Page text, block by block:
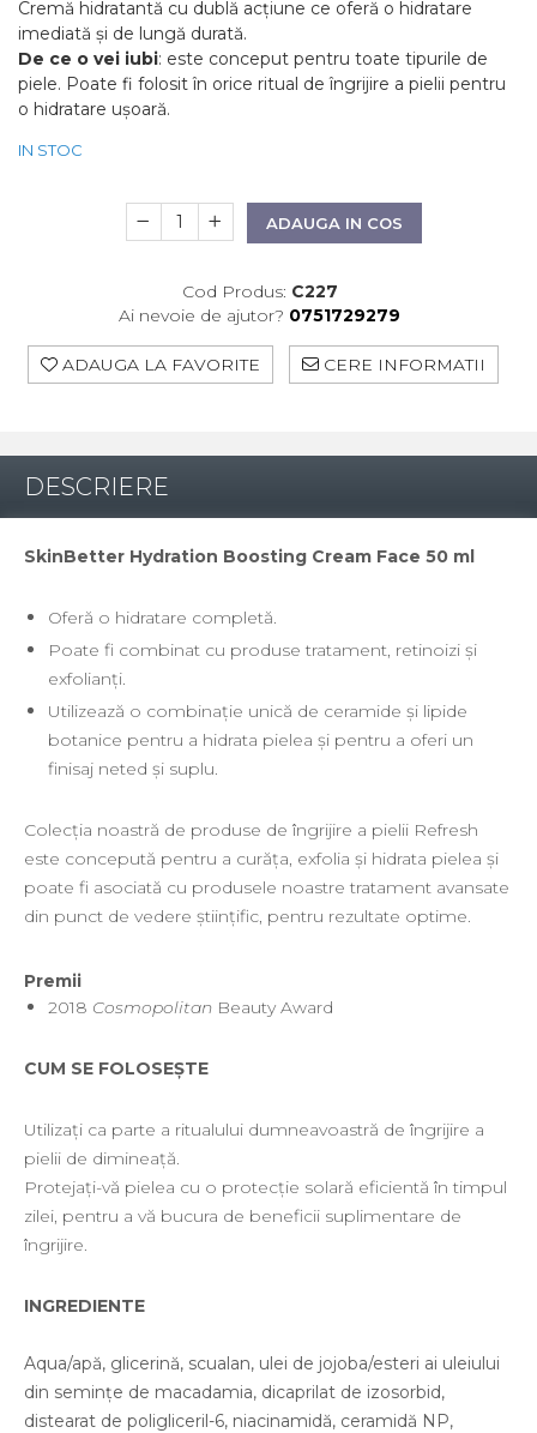
Fond de ten
Iluminare si Contur
Tratament
INSTITUT ESTHEDERM
Mesoprotech
Moisturizing Solutions
DP DERMACEUTICALS
FILLMED SKIN PERFUSION
WIQO
VIVISCAL
MEDIDERMA
SKINBETTER
CLINICCARE
VISCODERM
ASCE Plus
DERMIA SOLUTION
Pure Balance
Colagen & Frumusete
Energie & Performanta
Longevitate & Regenerare
Superalimente & Detox
STRATPHARMA
ZO SKIN HEALTH
ANTI-AGING
HIDRATARE
ILUMINARE
INGRIJIREA OCHILOR
Cicatrici Si Vergeturi
Rozacee/ Cuperoza
Cremă hidratantă cu dublă acțiune ce oferă o hidratare
imediată și de lungă durată.
De ce o vei iubi: este conceput pentru toate tipurile de
piele. Poate fi folosit în orice ritual de îngrijire a pielii pentru
o hidratare ușoară.
IN STOC
ADAUGA IN COS
Cod Produs: C227
Ai nevoie de ajutor? 0751729279
ADAUGA LA FAVORITE CERE INFORMATII
DESCRIERE
SkinBetter Hydration Boosting Cream Face 50 ml
Oferă o hidratare completă.
Poate fi combinat cu produse tratament, retinoizi și
exfolianți.
Utilizează o combinație unică de ceramide și lipide
botanice pentru a hidrata pielea și pentru a oferi un
finisaj neted și suplu.
Colecția noastră de produse de îngrijire a pielii Refresh
este concepută pentru a curăța, exfolia și hidrata pielea și
poate fi asociată cu produsele noastre tratament avansate
din punct de vedere științific, pentru rezultate optime.
Premii
2018 Cosmopolitan Beauty Award
CUM SE FOLOSEȘTE
Utilizați ca parte a ritualului dumneavoastră de îngrijire a
pielii de dimineață.
Protejați-vă pielea cu o protecție solară eficientă în timpul
zilei, pentru a vă bucura de beneficii suplimentare de
îngrijire.
INGREDIENTE
Aqua/apă, glicerină, scualan, ulei de jojoba/esteri ai uleiului
din semințe de macadamia, dicaprilat de izosorbid,
distearat de poligliceril-6, niacinamidă, ceramidă NP,